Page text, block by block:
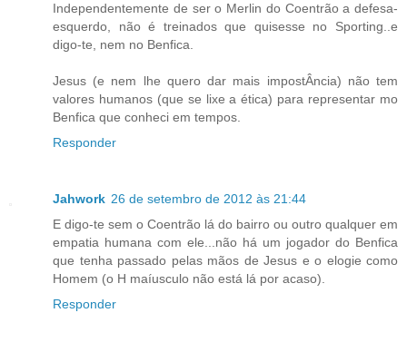
Independentemente de ser o Merlin do Coentrão a defesa-
esquerdo, não é treinados que quisesse no Sporting..e
digo-te, nem no Benfica.
Jesus (e nem lhe quero dar mais impostÂncia) não tem
valores humanos (que se lixe a ética) para representar mo
Benfica que conheci em tempos.
Responder
Jahwork 26 de setembro de 2012 às 21:44
E digo-te sem o Coentrão lá do bairro ou outro qualquer em
empatia humana com ele...não há um jogador do Benfica
que tenha passado pelas mãos de Jesus e o elogie como
Homem (o H maíusculo não está lá por acaso).
Responder